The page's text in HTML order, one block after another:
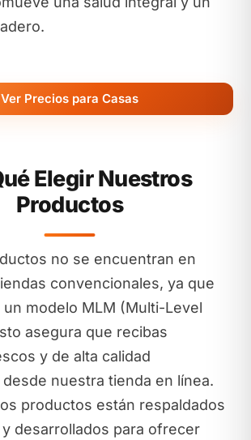
Ver Precios para Casas
Elegir Nuestros
Productos
no se encuentran en
convencionales, ya que
modelo MLM (Multi-Level
asegura que recibas
y de alta calidad
nuestra tienda en línea.
productos están respaldados
desarrollados para ofrecer